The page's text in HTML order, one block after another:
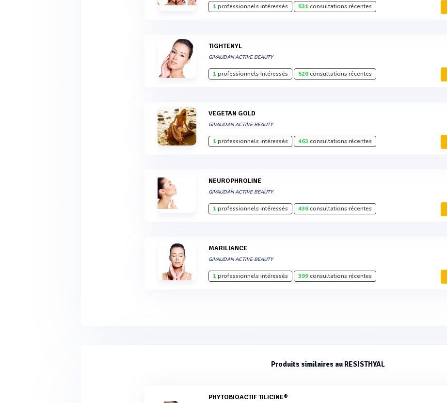
1professionnels intéressés 531consultations récentes
TIGHTENYL
GIVAUDAN ACTIVE BEAUTY
1professionnels intéressés 520consultations récentes
VEGETAN GOLD
GIVAUDAN ACTIVE BEAUTY
1professionnels intéressés 463 consultations récentes
NEUROPHROLINE
GIVAUDAN ACTIVE BEAUTY
1professionnels intéressés 436consultations récentes
MARILIANCE
GIVAUDAN ACTIVE BEAUTY
1professionnels intéressés 399consultations récentes
Produits similaires au RESISTHYAL
PHYTOBIOACTIF TILICINE®